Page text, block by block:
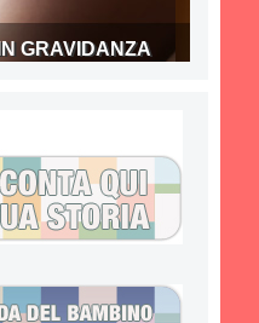
GRAVIDANZA